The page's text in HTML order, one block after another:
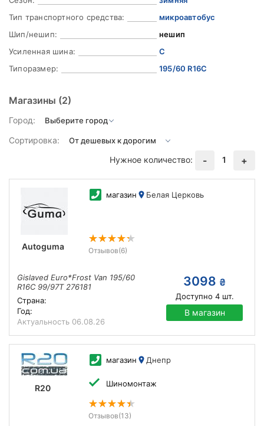
Тип транспортного средства:
микроавтобус
Шип/нешип:
нешип
Усиленная шина:
C
Типоразмер:
195/60 R16C
Магазины (2)
Город:
Сортировка:
Нужное количество:
- 1 +
Autoguma
магазин Белая Церковь
Отзывов(6)
Gislaved Euro*Frost Van 195/60
R16C 99/97T 276181
Страна:
Год:
Актуальность 06.08.26
3098 ₴
Доступно 4шт.
В магазин
R20
магазин Днепр
Шиномонтаж
Отзывов(13)